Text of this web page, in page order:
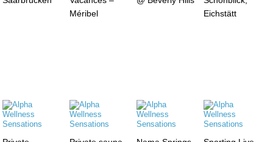
Méribel
Eichstätt